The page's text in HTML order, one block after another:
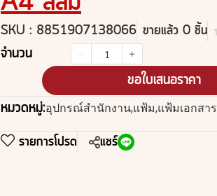
SKU : 8851907138066 ขายแล้ว 0 ชิ้น
จำนวน
ขอใบเสนอราคา
หมวดหมู่:อุปกรณ์สำนักงาน,แฟ้ม,แฟ้มเอกสาร
รายการโปรด แชร์